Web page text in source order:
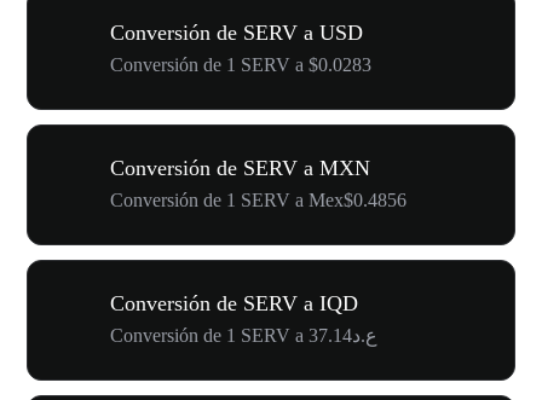
Conversión de SERV a USD
Conversión de 1 SERV a $0.0283
Conversión de SERV a MXN
Conversión de 1 SERV a Mex$0.4856
Conversión de SERV a IQD
Conversión de 1 SERV a ع.د37.14